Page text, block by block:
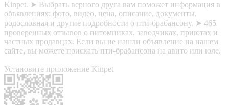
Kinpet. ➤ Выбрать верного друга вам поможет информация в
объявлениях: фото, видео, цена, описание, документы,
родословная и другие подробности о пти-брабансону. ➤ 465
проверенных отзывов о питомниках, заводчиках, приютах и
частных продавцах. Если вы не нашли объявление на нашем
сайте, вы можете поискать пти-брабансона на авито или юле.
Установите приложение Kinpet